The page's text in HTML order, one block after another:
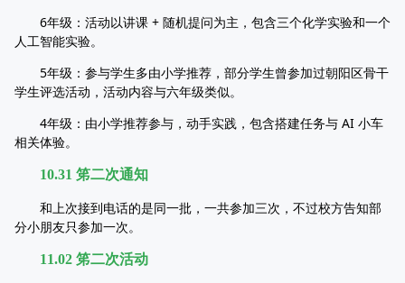
6年级：活动以讲课 + 随机提问为主，包含三个化学实验和一个
人工智能实验。
5年级：参与学生多由小学推荐，部分学生曾参加过朝阳区骨干
学生评选活动，活动内容与六年级类似。
4年级：由小学推荐参与，动手实践，包含搭建任务与 AI 小车
相关体验。
10.31 笫二次通知
和上次接到电话的是同一批，一共参加三次，不过校方告知部
分小朋友只参加一次。
11.02 笫二次活动